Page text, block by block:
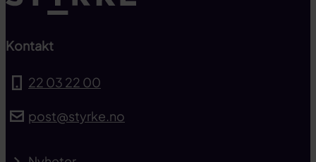
Kontakt
22 03 22 00
post@styrke.no